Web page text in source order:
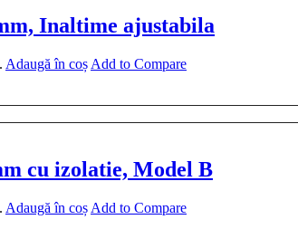
Inaltime ajustabila
Adaugă în coș Add to Compare
cu izolatie, Model B
Adaugă în coș Add to Compare